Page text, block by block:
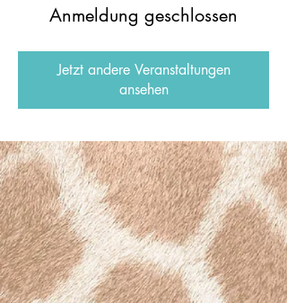
Anmeldung geschlossen
Jetzt andere Veranstaltungen
ansehen